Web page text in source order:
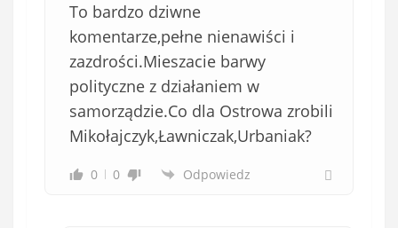
To bardzo dziwne
komentarze,pełne nienawiści i
zazdrości.Mieszacie barwy
polityczne z działaniem w
samorządzie.Co dla Ostrowa zrobili
Mikołajczyk,Ławniczak,Urbaniak?
0 0 Odpowiedz